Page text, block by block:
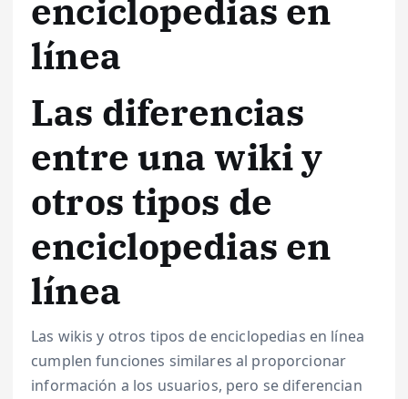
enciclopedias en
línea
Las diferencias
entre una wiki y
otros tipos de
enciclopedias en
línea
Las wikis y otros tipos de enciclopedias en línea
cumplen funciones similares al proporcionar
información a los usuarios, pero se diferencian